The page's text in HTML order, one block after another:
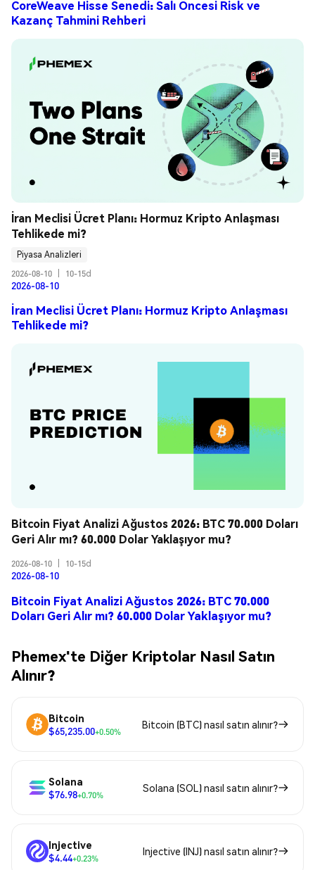
CoreWeave Hisse Senedi: Salı Öncesi Risk ve
Kazanç Tahmini Rehberi
İran Meclisi Ücret Planı: Hormuz Kripto Anlaşması
Tehlikede mi?
Piyasa Analizleri
2026-08-10
10-15d
2026-08-10
İran Meclisi Ücret Planı: Hormuz Kripto Anlaşması
Tehlikede mi?
Bitcoin Fiyat Analizi Ağustos 2026: BTC 70.000 Doları
Geri Alır mı? 60.000 Dolar Yaklaşıyor mu?
2026-08-10 10-15d
2026-08-10
Bitcoin Fiyat Analizi Ağustos 2026: BTC 70.000
Doları Geri Alır mı? 60.000 Dolar Yaklaşıyor mu?
Phemex'te Diğer Kriptolar Nasıl Satın
Alınır?
Bitcoin
$65,235.00+0.50%
Bitcoin (BTC) nasıl satın alınır?
Solana
$76.98+0.70%
Solana (SOL) nasıl satın alınır?
Injective
$4.44+0.23%
Injective (INJ) nasıl satın alınır?